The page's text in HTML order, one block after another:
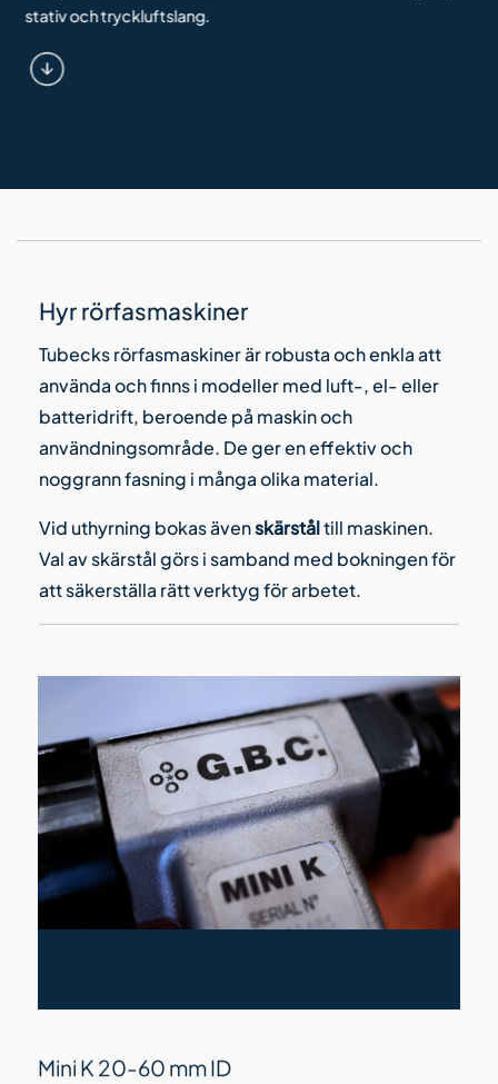
stativ och tryckluftslang.
Hyr rörfasmaskiner
Tubecks rörfasmaskiner är robusta och enkla att
använda och finns i modeller med luft-, el- eller
batteridrift, beroende på maskin och
användningsområde. De ger en effektiv och
noggrann fasning i många olika material.
Vid uthyrning bokas ävenskärståltill maskinen.
Val av skärstål görs i samband med bokningen för
att säkerställa rätt verktyg för arbetet.
Mini K 20-60 mm ID